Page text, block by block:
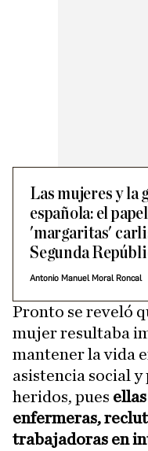
Las mujeres y la
española: el
'margaritas'
Segunda
Antonio Manuel Moral Roncal
Pronto se reveló
mujer resultaba
mantener la vida
asistencia social y
heridos, pues
enfermeras,
trabajadoras en